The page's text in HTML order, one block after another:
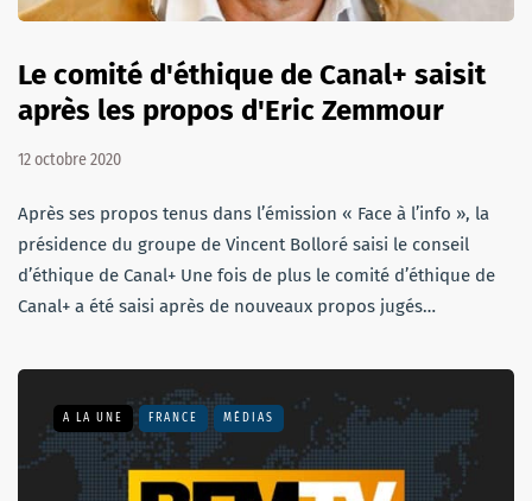
Le comité d'éthique de Canal+ saisit
après les propos d'Eric Zemmour
12 octobre 2020
Après ses propos tenus dans l’émission « Face à l’info », la
présidence du groupe de Vincent Bolloré saisi le conseil
d’éthique de Canal+ Une fois de plus le comité d’éthique de
Canal+ a été saisi après de nouveaux propos jugés…
A LA UNE FRANCE MÉDIAS